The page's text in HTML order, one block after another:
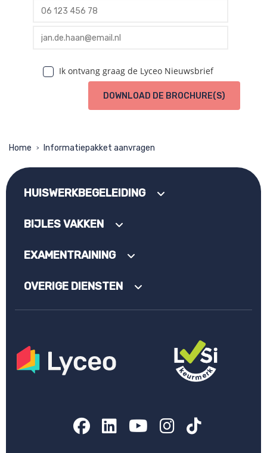
profile telefoon
profile email
Ik ontvang graag de Lyceo Nieuwsbrief
DOWNLOAD DE BROCHURE(S)
Home > Informatiepakket aanvragen
HUISWERKBEGELEIDING
BIJLES VAKKEN
EXAMENTRAINING
OVERIGE DIENSTEN
Facebook
LinkedIn
YouTube
Instagram
TikTok